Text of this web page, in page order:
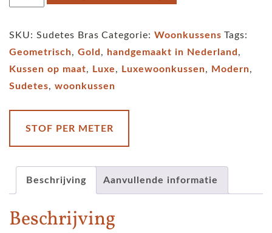
Sudetes
SKU: Sudetes Bras Categorie: Woonkussens Tags:
Geometrisch, Gold , handgemaakt in Nederland ,
Kussen op maat, Luxe, Luxewoonkussen, Modern,
Sudetes, woonkussen
STOF PER METER
Beschrijving Aanvullende informatie
Beschrijving